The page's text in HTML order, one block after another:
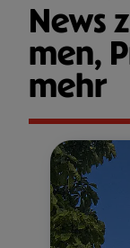
News
men,
mehr